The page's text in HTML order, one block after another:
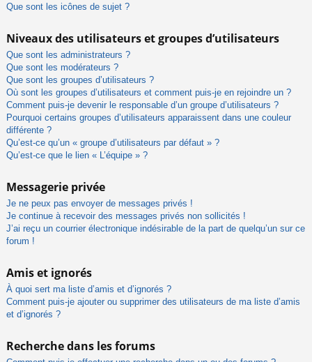
Que sont les icônes de sujet ?
Niveaux des utilisateurs et groupes d’utilisateurs
Que sont les administrateurs ?
Que sont les modérateurs ?
Que sont les groupes d’utilisateurs ?
Où sont les groupes d’utilisateurs et comment puis-je en rejoindre un ?
Comment puis-je devenir le responsable d’un groupe d’utilisateurs ?
Pourquoi certains groupes d’utilisateurs apparaissent dans une couleur
différente ?
Qu’est-ce qu’un « groupe d’utilisateurs par défaut » ?
Qu’est-ce que le lien « L’équipe » ?
Messagerie privée
Je ne peux pas envoyer de messages privés !
Je continue à recevoir des messages privés non sollicités !
J’ai reçu un courrier électronique indésirable de la part de quelqu’un sur ce
forum !
Amis et ignorés
À quoi sert ma liste d’amis et d’ignorés ?
Comment puis-je ajouter ou supprimer des utilisateurs de ma liste d’amis
et d’ignorés ?
Recherche dans les forums